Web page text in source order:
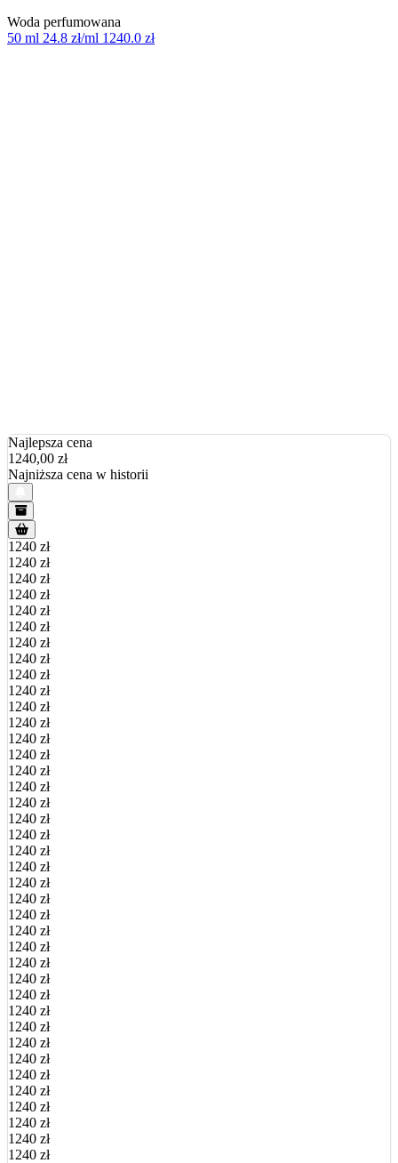
Woda perfumowana
50 ml 24.8 zł/ml 1240.0 zł
Najlepsza cena
1240,00 zł
Najniższa cena w historii
1240 zł
1240 zł
1240 zł
1240 zł
1240 zł
1240 zł
1240 zł
1240 zł
1240 zł
1240 zł
1240 zł
1240 zł
1240 zł
1240 zł
1240 zł
1240 zł
1240 zł
1240 zł
1240 zł
1240 zł
1240 zł
1240 zł
1240 zł
1240 zł
1240 zł
1240 zł
1240 zł
1240 zł
1240 zł
1240 zł
1240 zł
1240 zł
1240 zł
1240 zł
1240 zł
1240 zł
1240 zł
1240 zł
1240 zł